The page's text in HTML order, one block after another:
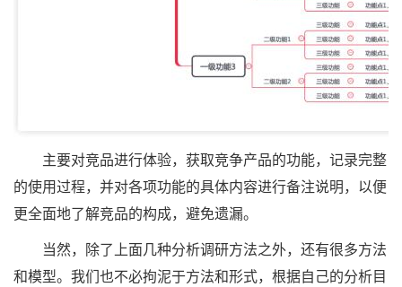
主要对竞品进行体验，获取竞争产品的功能，记录完整
的使用过程，并对各项功能的具体内容进行备注说明，以便
更全面地了解竞品的构成，避免遗漏。
当然，除了上面几种分析调研方法之外，还有很多方法
和模型。我们也不必拘泥于方法和形式，根据自己的分析目